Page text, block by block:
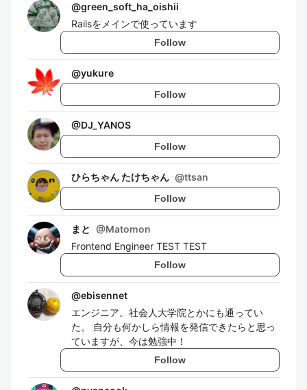
@green_soft_ha_oishii
Railsをメインで使っています
Follow
@yukure
Follow
@DJ_YANOS
Follow
ひらちゃん たけちゃん @ttsan
Follow
まと @Matomon
Frontend Engineer TEST TEST
Follow
@ebisennet
エンジニア。社会人大学院とかにも通ってい
た。 自分も何かしら情報を発信できたらと思っ
ていますが、今は勉強中！
Follow